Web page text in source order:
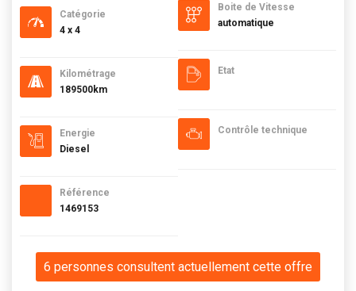
Catégorie
4 x 4
Kilométrage
189500km
Energie
Diesel
Référence
1469153
Boite de Vitesse
automatique
Etat
Contrôle technique
6 personnes consultent actuellement cette offre